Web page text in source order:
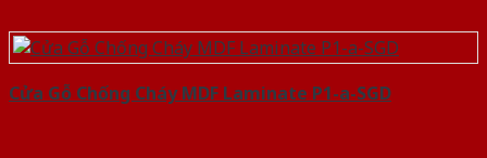
Cửa Gỗ Chống Cháy MDF Laminate P1-a-SGD